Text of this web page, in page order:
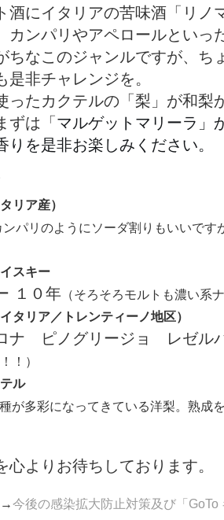
酒にイタリアの苦味酒「リノ
カンパリやアペロールといっ
ちなこのジャンルですが、ち
是非チャレンジを。
ったカクテルの「梨」が和梨
ずは「 マルゲットマリーラ」
りを是非お楽しみください。
リア産）
ンパリのようにソーダ割りもいいで
スキー
１０年 （そろそろモルトも濃い系
タリア／トレンティーノ地区）
ナ ピノグリージョ レゼル
！）
ル
種が多彩になってきている洋梨。熟成
心よりお待ちしております。
→今後の感染拡大防止対策及び「